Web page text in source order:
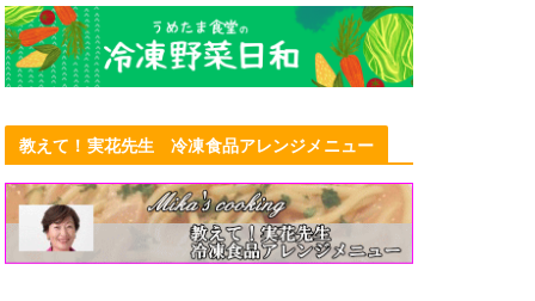
教えて！実花先生 冷凍食品アレンジメニュー